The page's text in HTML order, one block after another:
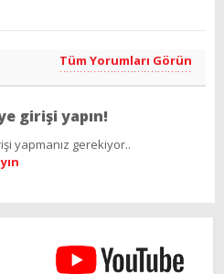
Tüm Yorumları Görün
girişi yapın!
yapmanız gerekiyor..